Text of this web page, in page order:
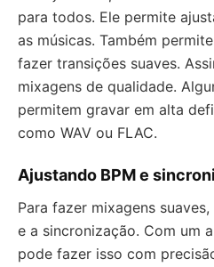
para todos. Ele permite
as músicas. Também
fazer transições suaves.
mixagens de qualidade.
permitem gravar em alta
como WAV ou FLAC.
Ajustando BPM e
Para fazer mixagens
e a sincronização. Com um
pode fazer isso com